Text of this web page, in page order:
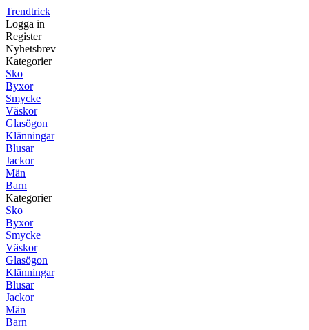
Trendtrick
Logga in
Register
Nyhetsbrev
Kategorier
Sko
Byxor
Smycke
Väskor
Glasögon
Klänningar
Blusar
Jackor
Män
Barn
Kategorier
Sko
Byxor
Smycke
Väskor
Glasögon
Klänningar
Blusar
Jackor
Män
Barn